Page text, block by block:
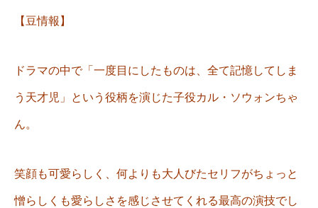
【豆情報】
ドラマの中で「一度目にしたものは、全て記憶してしま
う天才児」という役柄を演じた子役カル・ソウォンちゃ
ん。
笑顔も可愛らしく、何よりも大人びたセリフがちょっと
憎らしくも愛らしさを感じさせてくれる最高の演技でし